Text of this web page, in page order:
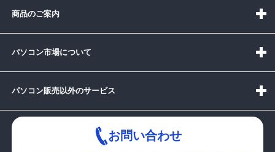
商品のご案内
パソコン市場について
パソコン販売以外のサービス
お問い合わせ